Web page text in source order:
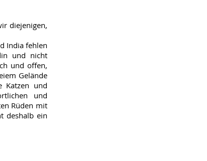
diejenigen,
India fehlen
und nicht
und offen,
Gelände
Katzen und
und
Rüden mit
deshalb ein